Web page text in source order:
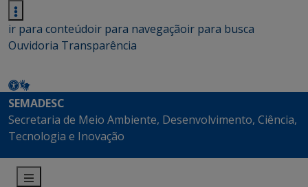
ir para conteúdoir para navegaçãoir para busca
Ouvidoria Transparência
SEMADESC
Secretaria de Meio Ambiente, Desenvolvimento, Ciência,
Tecnologia e Inovação